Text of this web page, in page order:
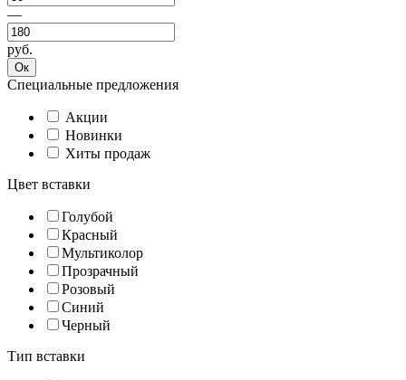
—
руб.
Ок
Специальные предложения
Акции
Новинки
Хиты продаж
Цвет вставки
Голубой
Красный
Мультиколор
Прозрачный
Розовый
Синий
Черный
Тип вставки